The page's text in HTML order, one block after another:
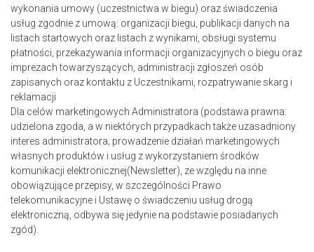
wykonania umowy (uczestnictwa w biegu) oraz świadczenia
usług zgodnie z umową: organizacji biegu, publikacji danych na
listach startowych oraz listach z wynikami, obsługi systemu
płatności, przekazywania informacji organizacyjnych o biegu oraz
imprezach towarzyszących, administracji zgłoszeń osób
zapisanych oraz kontaktu z Uczestnikami, rozpatrywanie skarg i
reklamacji
Dla celów marketingowych Administratora (podstawa prawna:
udzielona zgoda, a w niektórych przypadkach także uzasadniony
interes administratora; prowadzenie działań marketingowych
własnych produktów i usług z wykorzystaniem środków
komunikacji elektronicznej(Newsletter), ze względu na inne
obowiązujące przepisy, w szczególności Prawo
telekomunikacyjne i Ustawę o świadczeniu usług drogą
elektroniczną, odbywa się jedynie na podstawie posiadanych
zgód).